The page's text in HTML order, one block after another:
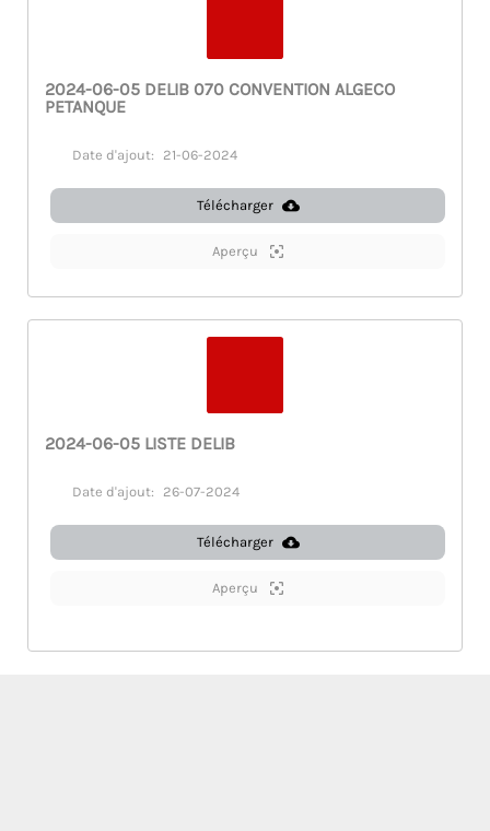
2024-06-05 DELIB 070 CONVENTION ALGECO
PETANQUE
Date d'ajout: 21-06-2024
Télécharger
Aperçu
2024-06-05 LISTE DELIB
Date d'ajout: 26-07-2024
Télécharger
Aperçu